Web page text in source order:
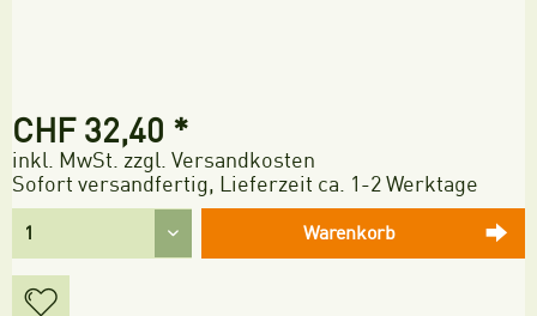
CHF 32,40 *
inkl. MwSt. zzgl. Versandkosten
Sofort versandfertig, Lieferzeit ca. 1-2 Werktage
Warenkorb